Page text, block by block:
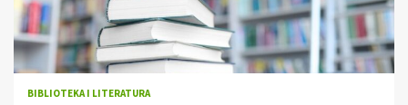
BIBLIOTEKA I LITERATURA